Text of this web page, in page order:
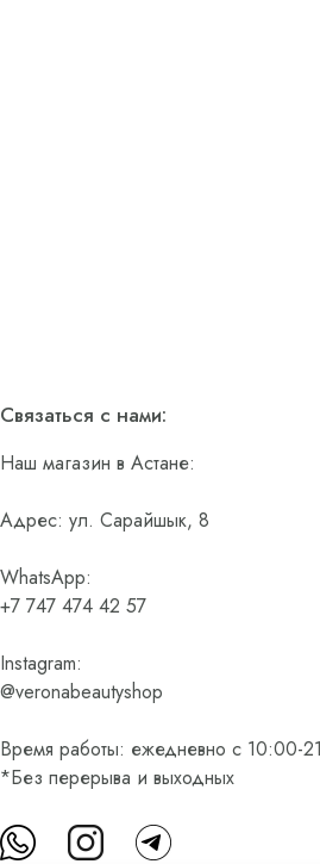
Связаться с нами:
Наш магазин в Астане:
Адрес: ул. Сарайшык, 8
WhatsApp:
+7 747 474 42 57
Instagram:
@veronabeautyshop
Время работы: ежедневно с 10:00-
*Без перерыва и выходных